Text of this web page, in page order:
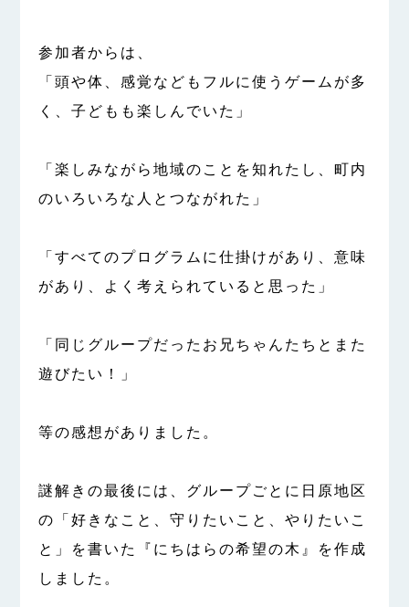
参加者からは、
「頭や体、感覚などもフルに使うゲームが多
く、子どもも楽しんでいた」
「楽しみながら地域のことを知れたし、町内
のいろいろな人とつながれた」
「すべてのプログラムに仕掛けがあり、意味
があり、よく考えられていると思った」
「同じグループだったお兄ちゃんたちとまた
遊びたい！」
等の感想がありました。
謎解きの最後には、グループごとに日原地区
の「好きなこと、守りたいこと、やりたいこ
と」を書いた『にちはらの希望の木』を作成
しました。